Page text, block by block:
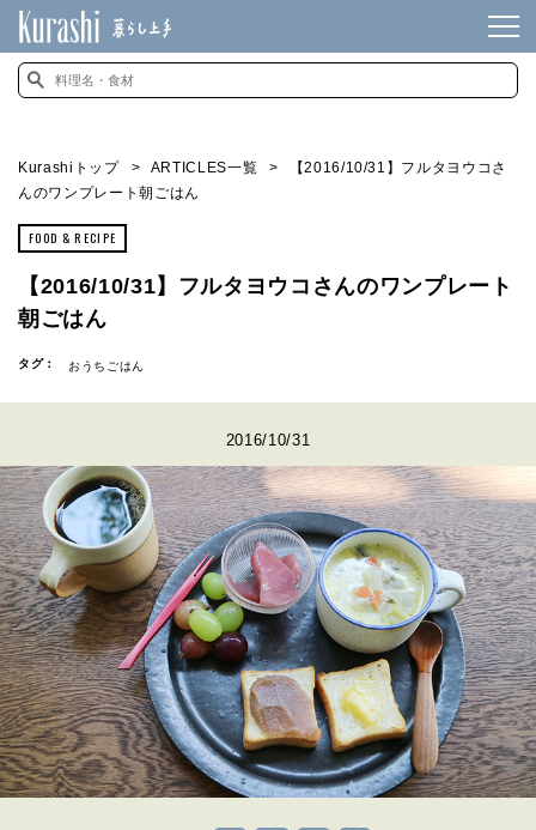
Kurashiトップ ARTICLES一覧
【2016/10/31】フルタヨウコさ
んのワンプレート朝ごはん
FOOD & RECIPE
【2016/10/31】フルタヨウコさんのワンプレート
朝ごはん
タグ： おうちごはん
2016/10/31